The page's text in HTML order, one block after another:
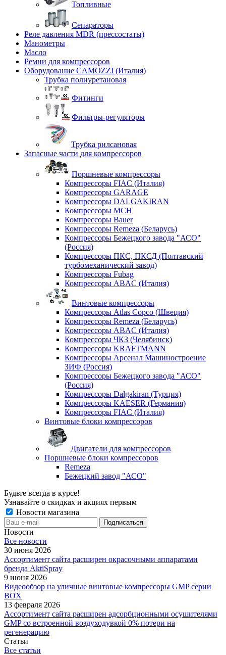
Топливные
Сепараторы
Реле давления MDR (прессостаты)
Манометры
Масло
Ремни для компрессоров
Оборудование CAMOZZI (Италия)
Трубка полиуретановая
Фитинги
Фильтры-регуляторы
Трубка рилсановая
Запасные части для компрессоров
Поршневые компрессоры
Компрессоры FIAC (Италия)
Компрессоры GARAGE
Компрессоры DALGAKIRAN
Компрессоры MCH
Компрессоры Bauer
Компрессоры Remeza (Беларусь)
Компрессоры Бежецкого завода "АСО"
(Россия)
Компрессоры ПКС, ПКСД (Полтавский
турбомеханический завод)
Компрессоры Fubag
Компрессоры ABAC (Италия)
Винтовые компрессоры
Компрессоры Atlas Copco (Швеция)
Компрессоры Remeza (Беларусь)
Компрессоры ABAC (Италия)
Компрессоры ЧКЗ (Челябинск)
Компрессоры KRAFTMANN
Компрессоры Арсенал Машиностроение
ЗИФ (Россия)
Компрессоры Бежецкого завода "АСО"
(Россия)
Компрессоры Dalgakiran (Турция)
Компрессоры KAESER (Германия)
Компрессоры FIAC (Италия)
Винтовые блоки компрессоров
Двигатели для компрессоров
Поршневые блоки компрессоров
Remeza
Бежецкий завод "АСО"
Будьте всегда в курсе!
Узнавайте о скидках и акциях первым
Новости магазина
Новости
Все новости
30 июня 2026
Ассортимент сайта расширен окрасочными аппаратами
бренда AktiSpray
9 июня 2026
Видеообзор на уличные винтовые компрессоры GMP серии
BOX
13 февраля 2026
Ассортимент сайта расширен адсорбционными осушителями
GMP со встроенной воздуходувкой 0% потери на
регенерацию
Статьи
Все статьи